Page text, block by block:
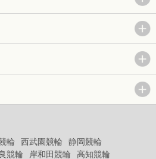
輪 西武園競輪
静岡競輪
競輪 岸和田競輪 高知競輪